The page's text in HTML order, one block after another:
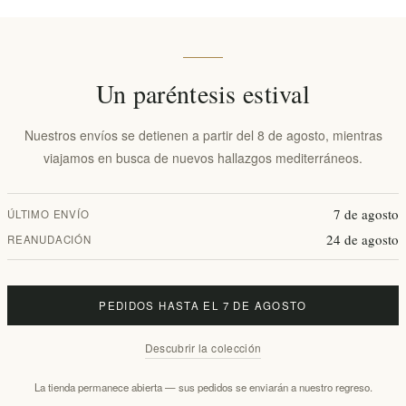
con
de Olea
Cucharas de sopa de silicona con
EL2015
Cuchara
mango de
de Olea Wood
EL2016
Un paréntesis estival
Nuestros envíos se detienen a partir del 8 de agosto, mientras
viajamos en busca de nuevos hallazgos mediterráneos.
ÚLTIMO ENVÍO 7 de agosto
REANUDACIÓN 24 de agosto
PEDIDOS HASTA EL 7 DE AGOSTO
Descubrir la colección
La tienda permanece abierta — sus pedidos se enviarán a nuestro regreso.